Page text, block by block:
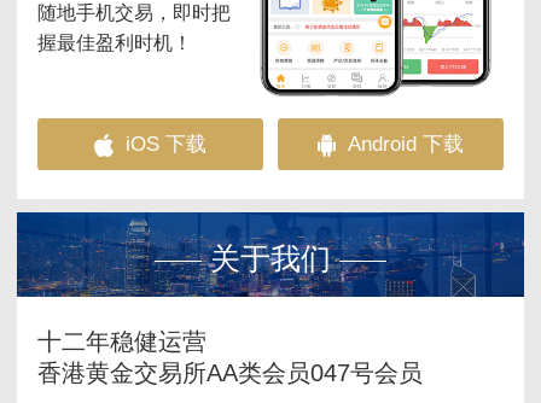
随地手机交易，即时把
握最佳盈利时机！
iOS 下载 Android 下载
关于我们
十二年稳健运营
香港黄金交易所AA类会员047号会员